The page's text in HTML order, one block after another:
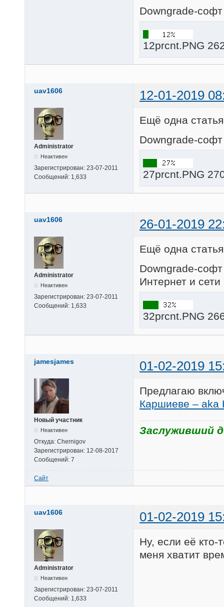
Downgrade-
12prcnt.PNG
uav1606 12-01-2019
Administrator
Неактивен
Зарегистрирован: 23-07-2011
Сообщений: 1,633
Ещё одна
Downgrade-
27prcnt.PNG
uav1606 26-01-2019
Administrator
Неактивен
Зарегистрирован: 23-07-2011
Сообщений: 1,633
Ещё одна
Downgrade-
Интернет и
32prcnt.PNG
jamesjames 01-02-2019
Новый участник
Неактивен
Откуда: Chernigov
Зарегистрирован: 12-08-2017
Сообщений: 7
Предлагаю
Каршиеве – aka
Заслуживший
Сайт
uav1606 01-02-2019
Administrator
Неактивен
Зарегистрирован: 23-07-2011
Сообщений: 1,633
Ну, если её кто-
меня хватит